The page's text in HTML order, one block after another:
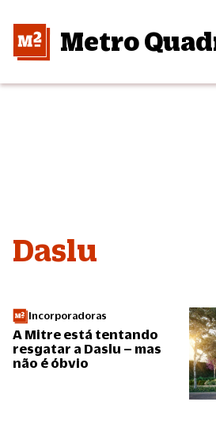
Metro
Daslu
Incorporadoras
A Mitre está tentando
resgatar a Daslu – mas
não é óbvio